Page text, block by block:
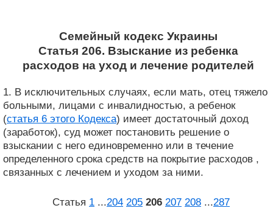
Семейный кодекс Украины
Статья 206. Взыскание из ребенка
расходов на уход и лечение родителей
1. В исключительных случаях, если мать, отец тяжело
больными, лицами с инвалидностью, а ребенок
(статья 6 этого Кодекса) имеет достаточный доход
(заработок), суд может постановить решение о
взыскании с него единовременно или в течение
определенного срока средств на покрытие расходов ,
связанных с лечением и уходом за ними.
Статья 1 ...204 205 206 207 208 ...287